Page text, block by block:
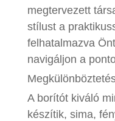
megtervezett
stílust a
felhatalmazva
navigáljon a
A borítót kiváló
készítik, sima,